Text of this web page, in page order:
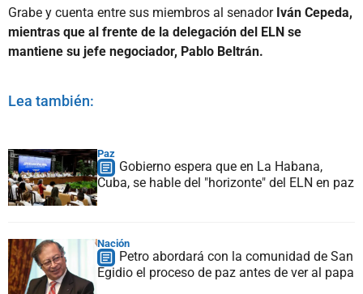
Grabe y cuenta entre sus miembros al senador Iván Cepeda,
mientras que al frente de la delegación del ELN se
mantiene su jefe negociador, Pablo Beltrán.
Lea también:
Paz
Gobierno espera que en La Habana,
Cuba, se hable del "horizonte" del ELN en paz
Nación
Petro abordará con la comunidad de San
Egidio el proceso de paz antes de ver al papa